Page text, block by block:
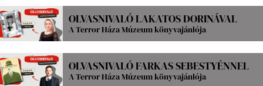
OLVASNIVALÓ LAKATOS DORINÁVAL
A Terror Háza Múzeum könyvajánlója
OLVASNIVALÓ FARKAS SEBESTYÉNNEL
A Terror Háza Múzeum könyvajánlója